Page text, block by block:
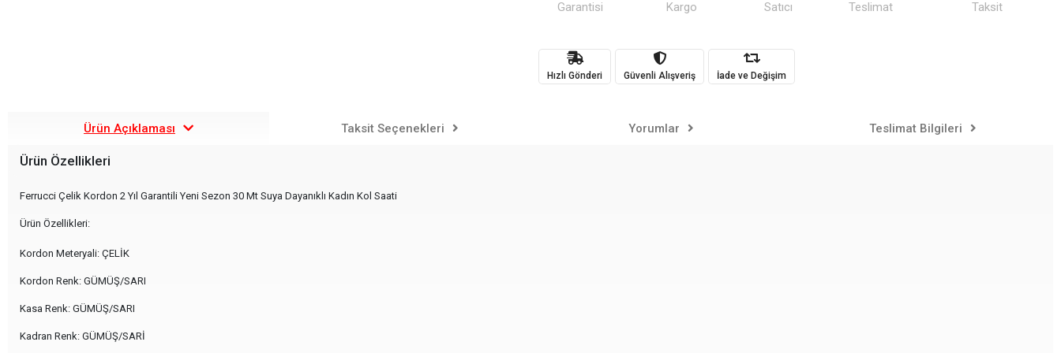
Garantisi
Kargo
Satıcı
Teslimat
Taksit
Hızlı Gönderi Güvenli Alışveriş İade ve Değişim
Ürün Açıklaması Taksit Seçenekleri Yorumlar Teslimat Bilgileri
Ürün Özellikleri
Ferrucci Çelik Kordon 2 Yıl Garantili Yeni Sezon 30 Mt Suya Dayanıklı Kadın Kol Saati
Ürün Özellikleri:
Kordon Meteryali: ÇELİK
Kordon Renk: GÜMÜŞ/SARI
Kasa Renk: GÜMÜŞ/SARI
Kadran Renk: GÜMÜŞ/SARİ